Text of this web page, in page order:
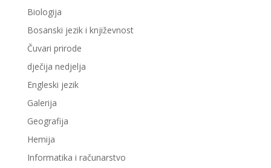
Biologija
Bosanski jezik i književnost
Čuvari prirode
dječija nedjelja
Engleski jezik
Galerija
Geografija
Hemija
Informatika i računarstvo